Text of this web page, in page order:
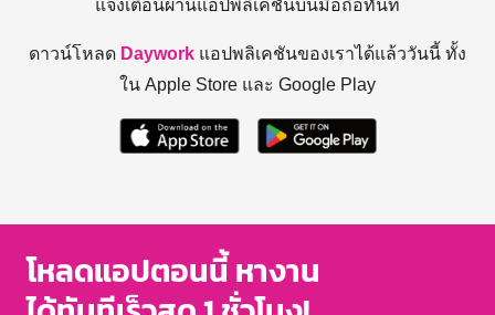
แจ้งเตือนผ่านแอปพลิเคชันบนมือถือทันที
ดาวน์โหลด Daywork แอปพลิเคชันของเราได้แล้ววันนี้ ทั้ง
ใน Apple Store และ Google Play
โหลดแอปตอนนี้ หางาน